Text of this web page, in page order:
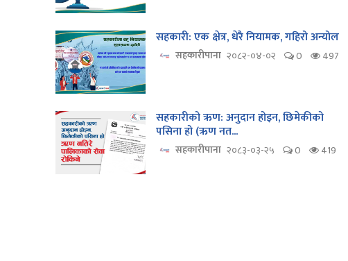
सहकारी: एक क्षेत्र, धेरै नियामक, गहिरो अन्योल
सहकारीपाना २०८२-०४-०२ 0 497
सहकारीको ऋण: अनुदान होइन, छिमेकीको
पसिना हो (ऋण नत...
सहकारीपाना २०८३-०३-२५ 0 419